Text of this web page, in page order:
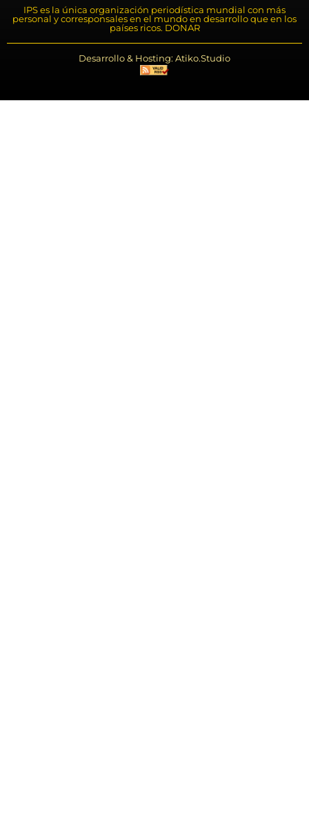
IPS es la única organización periodística mundial con más
personal y corresponsales en el mundo en desarrollo que en los
países ricos. DONAR
Desarrollo & Hosting: Atiko.Studio